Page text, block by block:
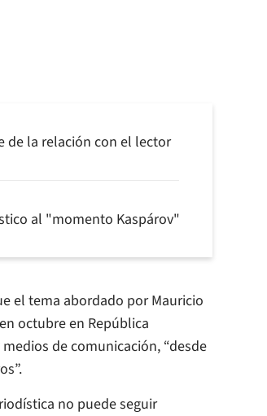
de la relación con el lector
al "momento Kaspárov"
el tema abordado por Mauricio
octubre en República
de comunicación, “desde
no puede seguir